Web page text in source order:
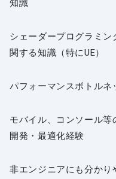
知識
シェーダープログラミ
関する知識（特にUE）
パフォーマンスボトル
モバイル、コンソール
開発・最適化経験
非エンジニアにも分かり